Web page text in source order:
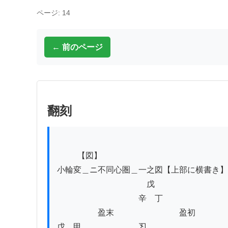
ページ: 14
← 前のページ
翻刻
小輪変＿ニ不同心圏＿一之図【上部に横書き】
戊
辛　丁
盈末　　　　　　　　盈初